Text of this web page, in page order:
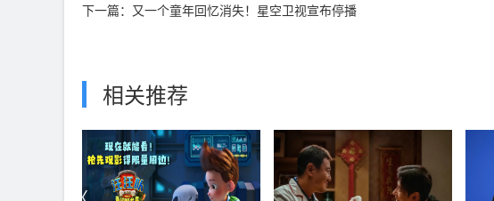
下一篇：又一个童年回忆消失！星空卫视宣布停播
相关推荐